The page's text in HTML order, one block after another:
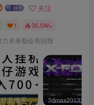
关注
1 35.5W+
未来都会有回报
快手无人挂机直播蛋仔游戏，一天收入700+流程简单人人可做（送10G素材）